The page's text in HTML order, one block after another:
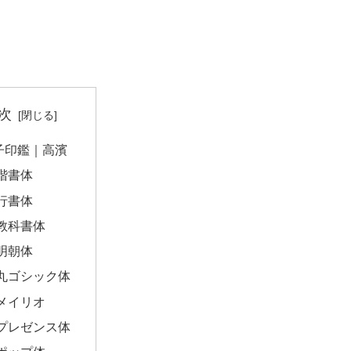
印鑑｜高濱
書体
書体
科書体
朝体
ゴシック体
イリオ
レゼンス体